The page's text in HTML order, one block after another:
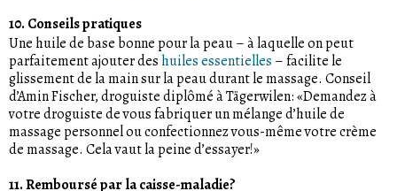
10. Conseils pratiques
Une huile de base bonne pour la peau – à laquelle on peut
parfaitement ajouter deshuiles essentielles – facilite le
glissement de la main sur la peau durant le massage. Conseil
d’Amin Fischer, droguiste diplômé à Tägerwilen: «Demandez à
votre droguiste de vous fabriquer un mélange d’huile de
massage personnel ou confectionnez vous-même votre crème
de massage. Cela vaut la peine d’essayer!»
11. Remboursé par la caisse-maladie?